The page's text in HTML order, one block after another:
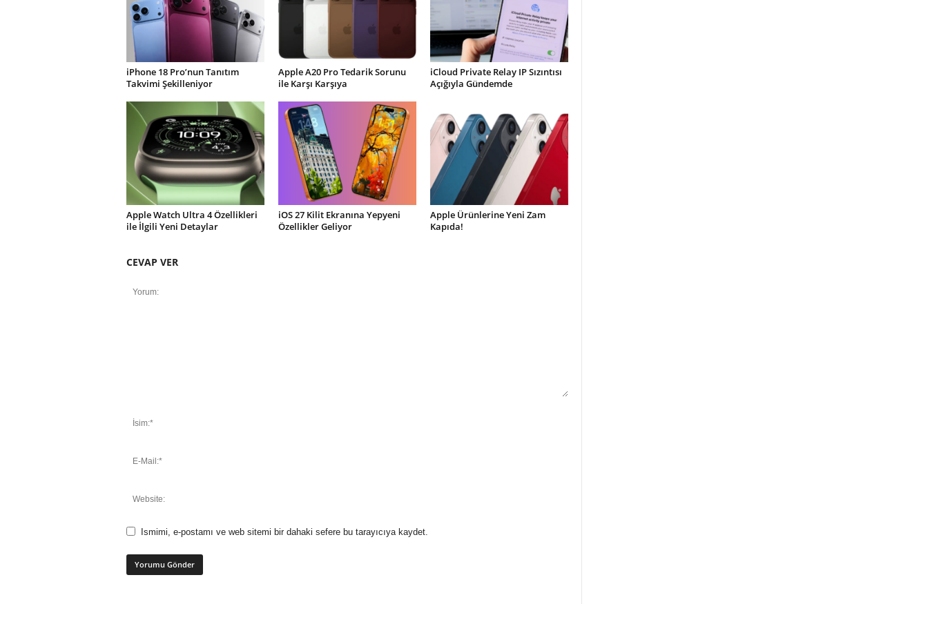
iPhone 18 Pro’nun Tanıtım
Takvimi Şekilleniyor
Apple A20 Pro Tedarik Sorunu
ile Karşı Karşıya
iCloud Private Relay IP Sızıntısı
Açığıyla Gündemde
Apple Watch Ultra 4 Özellikleri
ile İlgili Yeni Detaylar
iOS 27 Kilit Ekranına Yepyeni
Özellikler Geliyor
Apple Ürünlerine Yeni Zam
Kapıda!
CEVAP VER
Ismimi, e-postamı ve web sitemi bir dahaki sefere bu tarayıcıya kaydet.